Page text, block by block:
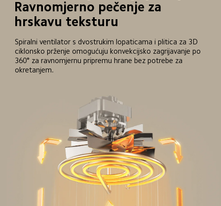
Ravnomjerno pečenje za
hrskavu teksturu
Spiralni ventilator s dvostrukim lopaticama i plitica za 3D
ciklonsko prženje omogućuju konvekcijsko zagrijavanje po
360° za ravnomjernu pripremu hrane bez potrebe za
okretanjem.